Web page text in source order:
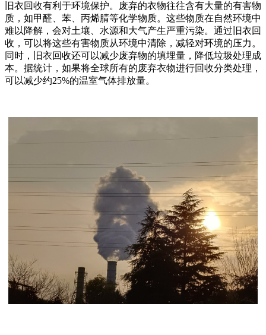
旧衣回收有利于环境保护。废弃的衣物往往含有大量的有害物
质，如甲醛、苯、丙烯腈等化学物质。这些物质在自然环境中
难以降解，会对土壤、水源和大气产生严重污染。通过旧衣回
收，可以将这些有害物质从环境中清除，减轻对环境的压力。
同时，旧衣回收还可以减少废弃物的填埋量，降低垃圾处理成
本。据统计，如果将全球所有的废弃衣物进行回收分类处理，
可以减少约25%的温室气体排放量。